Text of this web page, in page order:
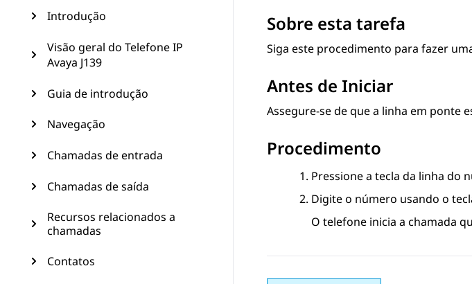
Introdução
Visão geral do Telefone IP
Avaya J139
Guia de introdução
Navegação
Chamadas de entrada
Chamadas de saída
Recursos relacionados a
chamadas
Contatos
Sobre esta tarefa
Siga este procedimento para fazer
Antes de Iniciar
Assegure-se de que a linha em ponte
Procedimento
Pressione a tecla da linha do
Digite o número usando o
O telefone inicia a chamada